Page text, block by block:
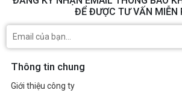
bóng tối khi cúp điện.ĐỂ ĐƯỢC TƯ VẤN MIỄN
Thông tin chung
Giới thiệu công ty